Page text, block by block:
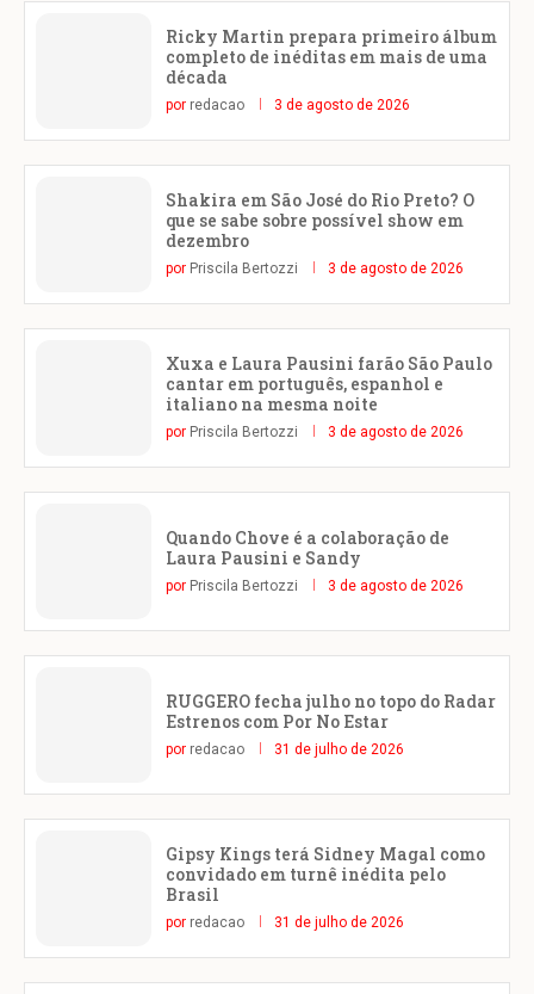
Ricky Martin prepara primeiro álbum
completo de inéditas em mais de uma
década
por redacao 3 de agosto de 2026
Shakira em São José do Rio Preto? O
que se sabe sobre possível show em
dezembro
por Priscila Bertozzi 3 de agosto de 2026
Xuxa e Laura Pausini farão São Paulo
cantar em português, espanhol e
italiano na mesma noite
por Priscila Bertozzi 3 de agosto de 2026
Quando Chove é a colaboração de
Laura Pausini e Sandy
por Priscila Bertozzi 3 de agosto de 2026
RUGGERO fecha julho no topo do Radar
Estrenos com Por No Estar
por redacao 31 de julho de 2026
Gipsy Kings terá Sidney Magal como
convidado em turnê inédita pelo
Brasil
por redacao 31 de julho de 2026